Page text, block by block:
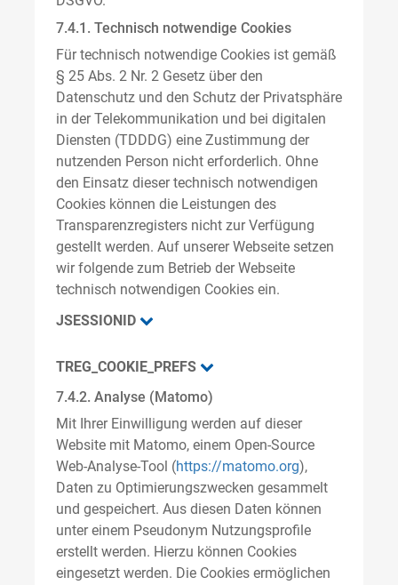
7.4.1. Technisch notwendige Cookies
Für technisch notwendige Cookies ist gemäß
§ 25 Abs. 2 Nr. 2 Gesetz über den
Datenschutz und den Schutz der Privatsphäre
in der Telekommunikation und bei digitalen
Diensten (TDDDG) eine Zustimmung der
nutzenden Person nicht erforderlich. Ohne
den Einsatz dieser technisch notwendigen
Cookies können die Leistungen des
Transparenzregisters nicht zur Verfügung
gestellt werden. Auf unserer Webseite setzen
wir folgende zum Betrieb der Webseite
technisch notwendigen Cookies ein.
JSESSIONID
TREG_COOKIE_PREFS
7.4.2. Analyse (Matomo)
Mit Ihrer Einwilligung werden auf dieser
Website mit Matomo, einem Open-Source
Web-Analyse-Tool (https://matomo.org),
Daten zu Optimierungszwecken gesammelt
und gespeichert. Aus diesen Daten können
unter einem Pseudonym Nutzungsprofile
erstellt werden. Hierzu können Cookies
eingesetzt werden. Die Cookies ermöglichen